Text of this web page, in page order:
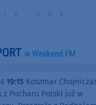
w Weekend FM
19:15 Koszmar
z Pucharu Polski już w